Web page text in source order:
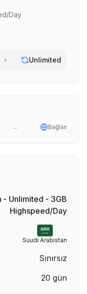
Day
• Unlimited
→ Bağlan
- Unlimited - 3GB
Highspeed/Day
Suudi Arabistan
Sınırsız
20 gün